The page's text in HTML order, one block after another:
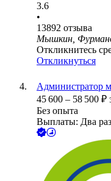
3.6
•
13892 отзыва
Мышкин,
Откликнитесь
Откликнуться
Администратор
45 600 – 58 500 ₽
Без опыта
Выплаты: Два